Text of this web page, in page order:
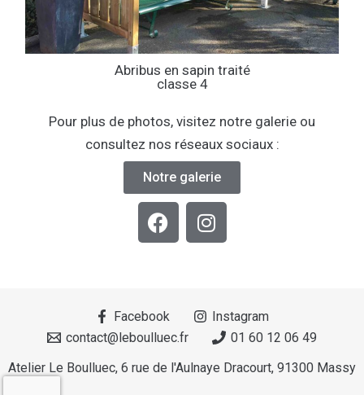
Abribus en sapin traité
classe 4
Pour plus de photos, visitez notre galerie ou
consultez nos réseaux sociaux :
Notre galerie
F
a
o
o
I
n
g
m
Facebook
Instagram
contact@leboulluec.fr
01 60 12 06 49
Atelier Le Boulluec, 6 rue de l'Aulnaye Dracourt, 91300 Massy